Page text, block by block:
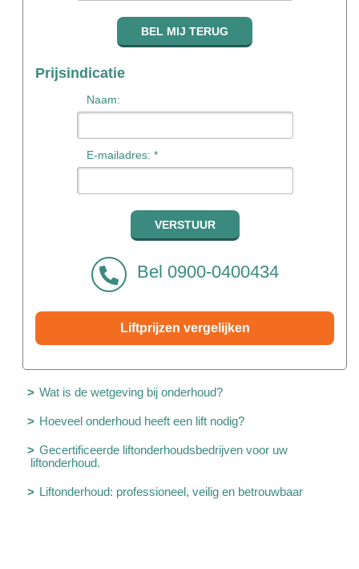
Prijsindicatie
Naam:
E-mailadres: *
Bel 0900-0400434
Liftprijzen vergelijken
Wat is de wetgeving bij onderhoud?
Hoeveel onderhoud heeft een lift nodig?
Gecertificeerde liftonderhoudsbedrijven voor uw
liftonderhoud.
Liftonderhoud: professioneel, veilig en betrouwbaar